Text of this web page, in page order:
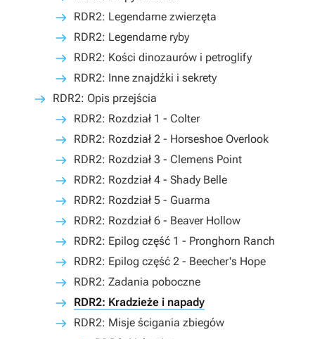
RDR2: Legendarne zwierzęta
RDR2: Legendarne ryby
RDR2: Kości dinozaurów i petroglify
RDR2: Inne znajdźki i sekrety
RDR2: Opis przejścia
RDR2: Rozdział 1 - Colter
RDR2: Rozdział 2 - Horseshoe Overlook
RDR2: Rozdział 3 - Clemens Point
RDR2: Rozdział 4 - Shady Belle
RDR2: Rozdział 5 - Guarma
RDR2: Rozdział 6 - Beaver Hollow
RDR2: Epilog część 1 - Pronghorn Ranch
RDR2: Epilog część 2 - Beecher's Hope
RDR2: Zadania poboczne
RDR2: Kradzieże i napady
RDR2: Misje ścigania zbiegów